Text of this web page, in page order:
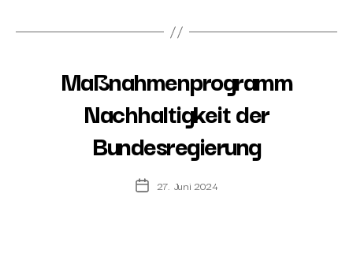
Maßnahmenprogramm
Nachhaltigkeit der
Bundesregierung
Post27. Juni 2024